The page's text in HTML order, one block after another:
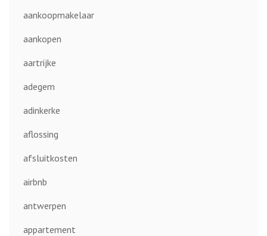
aankoopmakelaar
aankopen
aartrijke
adegem
adinkerke
aflossing
afsluitkosten
airbnb
antwerpen
appartement